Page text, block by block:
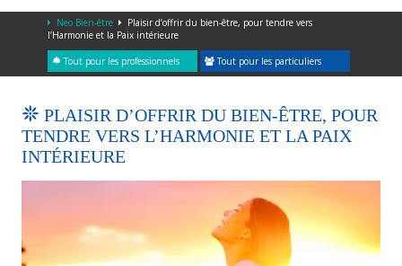
Neo Bien-être
Plaisir d’offrir du bien-être, pour tendre vers
l’Harmonie et la Paix intérieure
Tout pour les professionnels Tout pour les particuliers
PLAISIR D’OFFRIR DU BIEN-ÊTRE, POUR
TENDRE VERS L’HARMONIE ET LA PAIX
INTÉRIEURE